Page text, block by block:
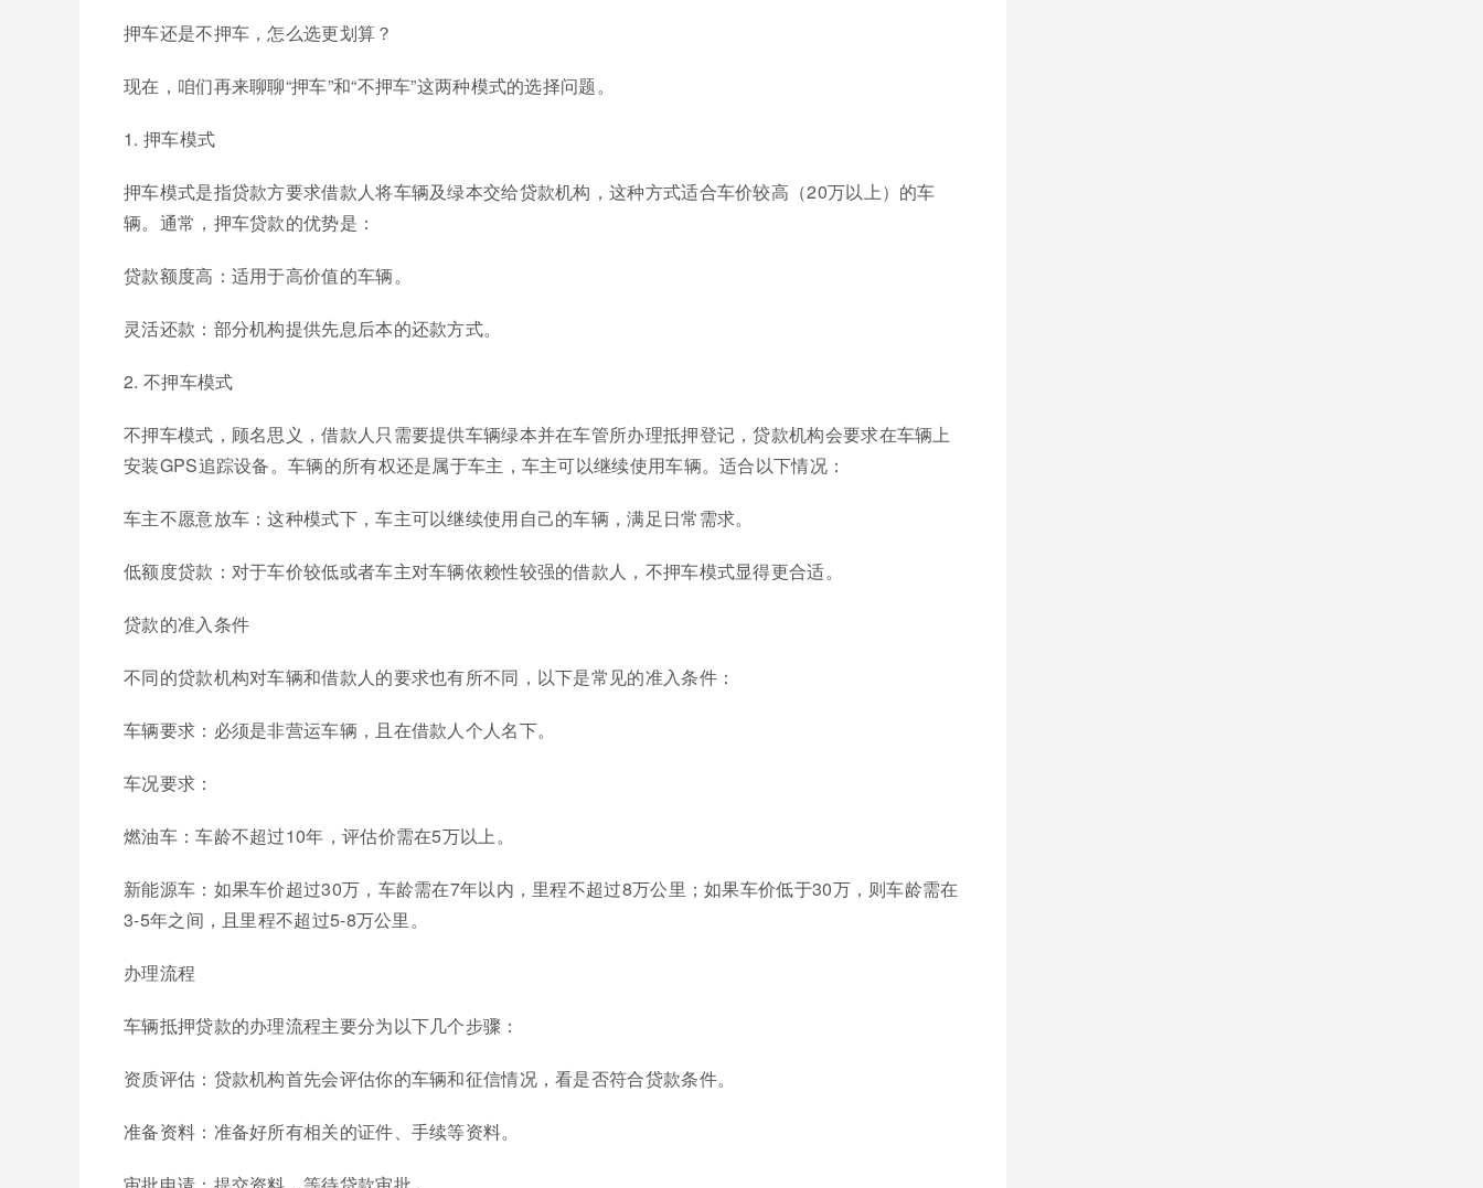
押车还是不押车，怎么选更划算？
现在，咱们再来聊聊“押车”和“不押车”这两种模式的选择问题。
1. 押车模式
押车模式是指贷款方要求借款人将车辆及绿本交给贷款机构，这种方式适合车价较高（20万以上）的车
辆。通常，押车贷款的优势是：
贷款额度高：适用于高价值的车辆。
灵活还款：部分机构提供先息后本的还款方式。
2. 不押车模式
不押车模式，顾名思义，借款人只需要提供车辆绿本并在车管所办理抵押登记，贷款机构会要求在车辆上
安装GPS追踪设备。车辆的所有权还是属于车主，车主可以继续使用车辆。适合以下情况：
车主不愿意放车：这种模式下，车主可以继续使用自己的车辆，满足日常需求。
低额度贷款：对于车价较低或者车主对车辆依赖性较强的借款人，不押车模式显得更合适。
贷款的准入条件
不同的贷款机构对车辆和借款人的要求也有所不同，以下是常见的准入条件：
车辆要求：必须是非营运车辆，且在借款人个人名下。
车况要求：
燃油车：车龄不超过10年，评估价需在5万以上。
新能源车：如果车价超过30万，车龄需在7年以内，里程不超过8万公里；如果车价低于30万，则车龄需在
3-5年之间，且里程不超过5-8万公里。
办理流程
车辆抵押贷款的办理流程主要分为以下几个步骤：
资质评估：贷款机构首先会评估你的车辆和征信情况，看是否符合贷款条件。
准备资料：准备好所有相关的证件、手续等资料。